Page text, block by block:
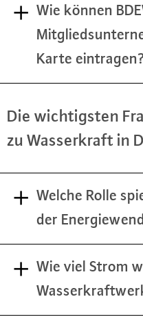
Wie können
Karte
Die wich­tigs­ten
zu Was­ser­kraft in
Welche Rolle
der
Wie viel Strom